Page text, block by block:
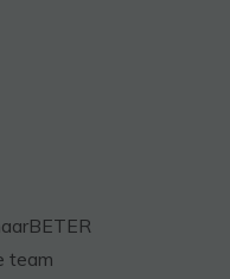
team